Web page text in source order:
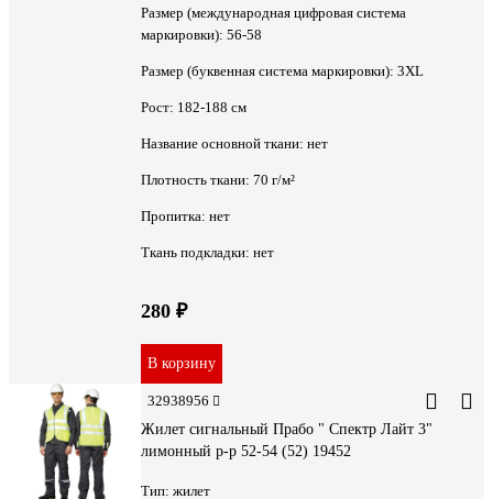
Размер (международная цифровая система
маркировки): 56-58
Размер (буквенная система маркировки): 3XL
Рост: 182-188 см
Название основной ткани: нет
Плотность ткани: 70 г/м²
Пропитка: нет
Ткань подкладки: нет
280 ₽
В корзину
32938956
Жилет сигнальный Прабо " Спектр Лайт 3"
лимонный р-р 52-54 (52) 19452
Тип: жилет